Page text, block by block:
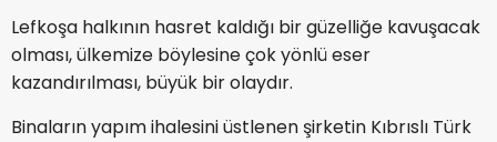
Lefkoşa halkının hasret kaldığı bir güzelliğe kavuşacak
olması, ülkemize böylesine çok yönlü eser
kazandırılması, büyük bir olaydır.
Binaların yapım ihalesini üstlenen şirketin Kıbrıslı Türk